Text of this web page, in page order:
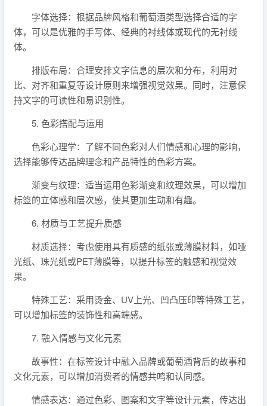
字体选择：根据品牌风格和葡萄酒类型选择合适的字
体，可以是优雅的手写体、经典的衬线体或现代的无衬线
体。
排版布局：合理安排文字信息的层次和分布，利用对
比、对齐和重复等设计原则来增强视觉效果。同时，注意保
持文字的可读性和易识别性。
5. 色彩搭配与运用
色彩心理学：了解不同色彩对人们情感和心理的影响，
选择能够传达品牌理念和产品特性的色彩方案。
渐变与纹理：适当运用色彩渐变和纹理效果，可以增加
标签的立体感和层次感，使其更加生动和有趣。
6. 材质与工艺提升质感
材质选择：考虑使用具有质感的纸张或薄膜材料，如哑
光纸、珠光纸或PET薄膜等，以提升标签的触感和视觉效
果。
特殊工艺：采用烫金、UV上光、凹凸压印等特殊工艺，
可以增加标签的装饰性和高端感。
7. 融入情感与文化元素
故事性：在标签设计中融入品牌或葡萄酒背后的故事和
文化元素，可以增加消费者的情感共鸣和认同感。
情感表达：通过色彩、图案和文字等设计元素，传达出